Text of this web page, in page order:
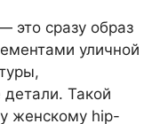
это сразу образ
уличной
Такой
женскому hip-